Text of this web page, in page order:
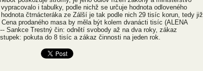
i tabulky, podle nichž se určuje hodnota odloveného
čtrnácteráka ze Zálší je tak podle nich 29 tisíc korun, tedy již
Cena prodaného masa by měla být kolem dvanácti tisíc (ALENA
Sankce Trestný čin: odnětí svobody až na dva roky, zákaz
pokuta do 8 tisíc a zákaz činnosti na jeden rok.